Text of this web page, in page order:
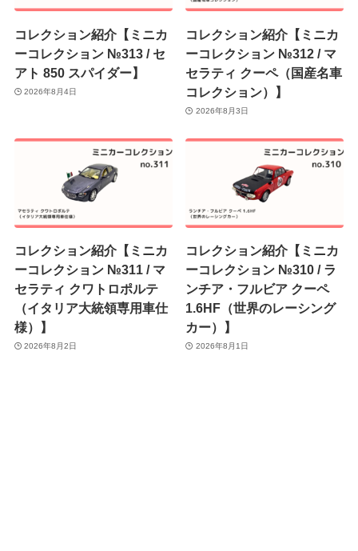
コレクション紹介【ミニカ
ーコレクション №313 / セ
アト 850 スパイダー】
2026年8月4日
コレクション紹介【ミニカ
ーコレクション №312 / マ
セラティ クーペ（国産名車
コレクション）】
2026年8月3日
コレクション紹介【ミニカ
ーコレクション №311 / マ
セラティ クワトロポルテ
（イタリア大統領専用車仕
様）】
2026年8月2日
コレクション紹介【ミニカ
ーコレクション №310 / ラ
ンチア・フルビア クーペ
1.6HF（世界のレーシング
カー）】
2026年8月1日